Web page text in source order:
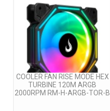
COOLER FAN RISE MODE HEX
TURBINE 120M ARGB
2000RPM RM-H-ARGB-TOR-B